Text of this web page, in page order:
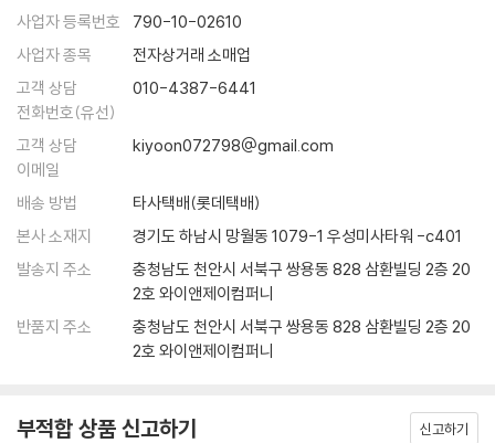
【 제21대 영조 】
최장수 호랑이. 조선 최초의 천민 출신 임금·389
- 영조 曰, “나는 형님을 독살하지 않았다! 이것들아!”
- 탕평비를 세우며 조선의 중흥을 이끈 정책들은?
- 아들 사도세자를 뒤주에 가두어 죽여 버린 비운의 부정(父情)
【 제22대 정조 】
완벽한 호랑이. 백성들과 소통하기 위해 힘쓴 임금·417
- 역적의 아들, 애민군주가 되다
- 지덕체를 모두 갖춘 임금, 정조
- 아버지 사도세자를 그리며 수원 화성을 축성하다
- 순조의 증조할머니 정순왕후, 정치적 야욕을 드러내다
몸이 여기저기 쑤시고 고장나서 은퇴하겠다는 68세의 노인에게 ‘아직 죽
을 만큼 쇠약하지 않고 병 또한 깊지 않으며 만일 큰 질병이 발견된다면 치
료를 하면 되지 않겠냐’라고 말하고 있는 겁니다. 정말 환장할 노릇이지요.
---「제4대 세종」중에서
는 지방 관리인 ‘채홍준사’를 파견하지요. 또한 천 명의 기생들을 둡니다.
그중에 재주만 뛰어나면 ‘운평’이라 하였고, 재주뿐만 아니라 미모가 아름
다운 기생은 ‘흥청’이라 불렀어요. 이들은 연산군의 증조할아버지인 세조
가 세운 원각사(현 탑골공원)에 수용되지요. 연산군은 수많은 기생들에게
많은 상을 내리고 궁궐에서 함께 놀이를 즐깁니다. 이러한 놀이 때문에 국
고는 텅텅 비게 되고, 나라가 망할 지경까지 이르게 됩니다. 여기서 바로
하는 질의응답 구성은 마치 바로 앞에서 강연을 듣고 있다는 느낌을 들게
과 주요 사건들이 일어난 배경을 명확히 이해하는 데 도움이 된다.
역사시간에 단순히 외우는 데만 급급했던 사건들이 하나씩 이해되고, 뒤죽
박죽 엉망으로 기억되었던 얕은 국사 지식의 파편들이 차분히 정리된다.
· 성군과 폭군, 존재감 없이 무능했던 왕들을 역사는 어떻게 평가하고 있는
지
· 조선후기 외척 정치가 만연할 수밖에 없었던 까닭 등등
나아가, 이 책의 백미는 기존의 역사책이 가진 고리타분한 어려움을 과감
히 버린데 있다. 왕이기 이전에 아들로서, 남편으로서, 아버지로서의 인간
사업자 등록번호
790-10-02610
사업자 종목
전자상거래 소매업
고객 상담
전화번호(유선)
010-4387-6441
고객 상담
이메일
kiyoon072798@gmail.com
배송 방법
타사택배(롯데택배)
본사 소재지
경기도 하남시 망월동 1079-1 우성미사타워 -c401
발송지 주소
충청남도 천안시 서북구 쌍용동 828 삼환빌딩 2층 20
2호 와이앤제이컴퍼니
반품지 주소
충청남도 천안시 서북구 쌍용동 828 삼환빌딩 2층 20
2호 와이앤제이컴퍼니
부적합 상품 신고하기 신고하기